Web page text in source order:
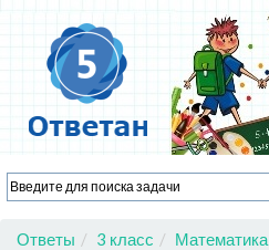
Ответы 3 класс Математика